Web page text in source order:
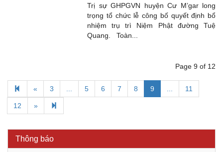
Trị sự GHPGVN huyện Cư M’gar long
trọng tổ chức lễ công bố quyết định bổ
nhiệm trụ trì Niệm Phật đường Tuệ
Quang. Toàn...
Page 9 of 12
« 3 5 6 7 8 9 11
12 »
Thông báo
Kế hoạch Kiểm tra, sát hạch để tiếp nhận vào làm công
chức tỉnh Đắk Lắk năm 2026
công chức để xử lý, khắc phục theo Kết luận số 232-
KL/TW ngày 08/01/2026 của Ban Bí thư